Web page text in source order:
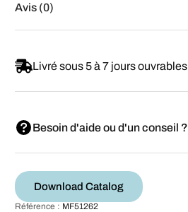
Avis (0)
Livré sous 5 à 7 jours ouvrables
Besoin d'aide ou d'un conseil ?
Download Catalog
Référence : MF51262